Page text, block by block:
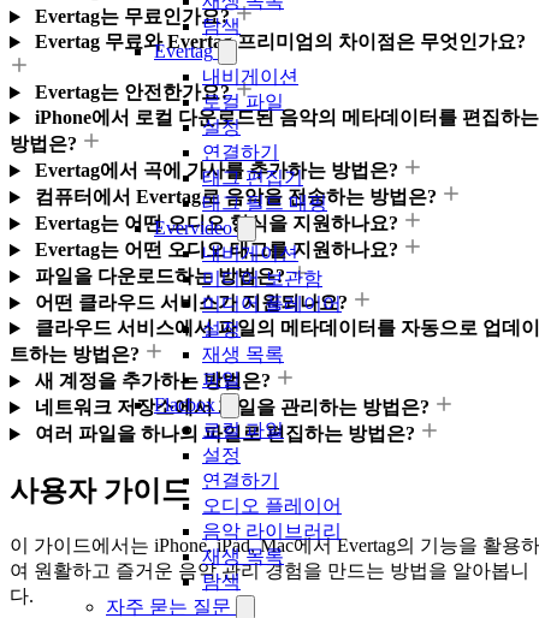
탐색
Evertag
내비게이션
로컬 파일
설정
연결하기
태그 편집기
태그 필드 매핑
Evervideo
내비게이션
미디어 보관함
미디어 플레이어
설정
재생 목록
파일
Flacbox
로컬 파일
설정
연결하기
오디오 플레이어
음악 라이브러리
재생 목록
탐색
자주 묻는 질문
Evertag는 무료인가요?
Evertag 무료와 Evertag 프리미엄의 차이점은 무엇인가요?
Evertag는 안전한가요?
iPhone에서 로컬 다운로드된 음악의 메타데이터를 편집하는
방법은?
Evertag에서 곡에 가사를 추가하는 방법은?
컴퓨터에서 Evertag로 음악을 전송하는 방법은?
Evertag는 어떤 오디오 형식을 지원하나요?
Evertag는 어떤 오디오 태그를 지원하나요?
파일을 다운로드하는 방법은?
어떤 클라우드 서비스가 지원되나요?
클라우드 서비스에서 파일의 메타데이터를 자동으로 업데이
트하는 방법은?
새 계정을 추가하는 방법은?
네트워크 저장소에서 파일을 관리하는 방법은?
여러 파일을 하나의 파일로 편집하는 방법은?
사용자 가이드
이 가이드에서는 iPhone, iPad, Mac에서 Evertag의 기능을 활용하
여 원활하고 즐거운 음악 관리 경험을 만드는 방법을 알아봅니
다.